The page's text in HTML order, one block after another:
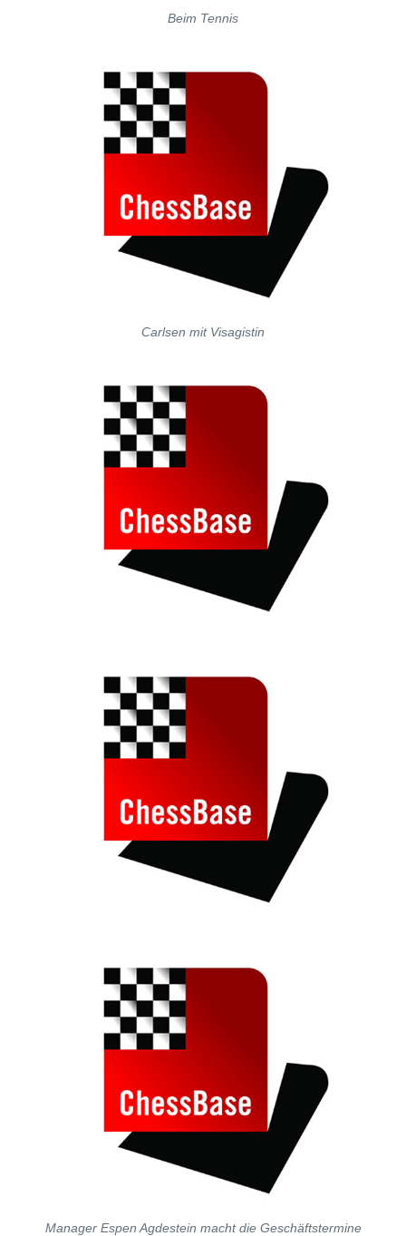
Beim Tennis
Carlsen mit Visagistin
Manager Espen Agdestein macht die Geschäftstermine